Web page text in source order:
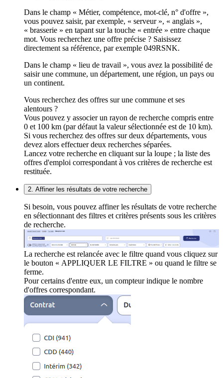
Dans le champ « Métier, compétence, mot-clé, n° d'offre »,
vous pouvez saisir, par exemple, « serveur », « anglais »,
« brasserie » en tapant sur la touche « entrée » entre chaque
mot. Vous recherchez une offre précise ? Saisissez
directement sa référence, par exemple 049RSNK.
Dans le champ « lieu de travail », vous avez la possibilité de
saisir une commune, un département, une région, un pays ou
un continent.
Vous recherchez des offres sur une commune et ses
alentours ?
Vous pouvez y associer un rayon de recherche compris entre
0 et 100 km (par défaut la valeur sélectionnée est de 10 km).
Si vous recherchez des offres sur deux départements, vous
devez alors effectuer deux recherches séparées.
Lancez votre recherche en cliquant sur la loupe ; la liste des
offres d'emploi correspondant à vos critères de recherche est
restituée.
2. Affiner les résultats de votre recherche
Si besoin, vous pouvez affiner les résultats de votre recherche
en sélectionnant des filtres et critères présents sous les critères
de recherche.
La recherche est relancée avec le filtre quand vous cliquez sur
le bouton « APPLIQUER LE FILTRE » ou quand le filtre se
ferme.
Pour certains d'entre eux, un compteur indique le nombre
d'offres correspondant.